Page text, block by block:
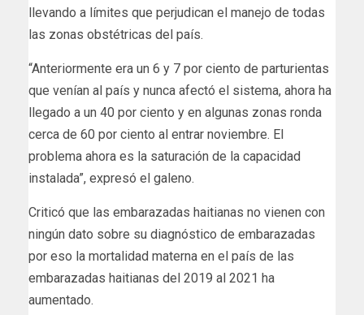
llevando a límites que perjudican el manejo de todas
las zonas obstétricas del país.
“Anteriormente era un 6 y 7 por ciento de parturientas
que venían al país y nunca afectó el sistema, ahora ha
llegado a un 40 por ciento y en algunas zonas ronda
cerca de 60 por ciento al entrar noviembre. El
problema ahora es la saturación de la capacidad
instalada”, expresó el galeno.
Criticó que las embarazadas haitianas no vienen con
ningún dato sobre su diagnóstico de embarazadas
por eso la mortalidad materna en el país de las
embarazadas haitianas del 2019 al 2021 ha
aumentado.